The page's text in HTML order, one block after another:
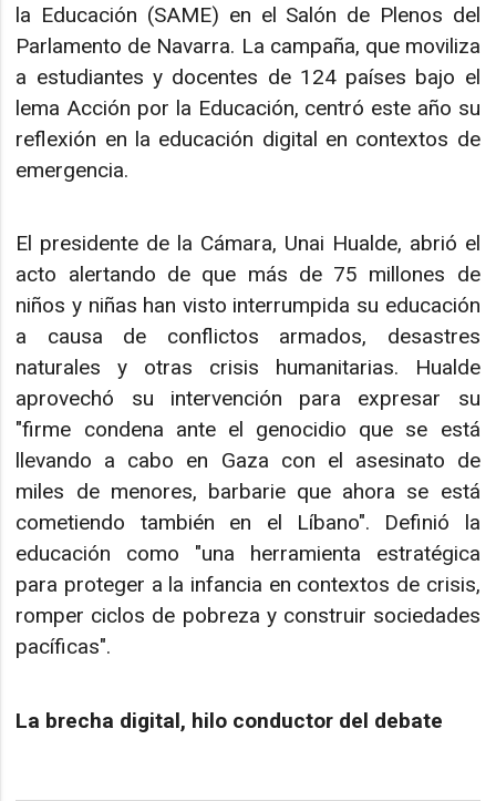
la Educación (SAME) en el Salón de Plenos del
Parlamento de Navarra. La campaña, que moviliza
a estudiantes y docentes de 124 países bajo el
lema Acción por la Educación, centró este año su
reflexión en la educación digital en contextos de
emergencia.
El presidente de la Cámara, Unai Hualde, abrió el
acto alertando de que más de 75 millones de
niños y niñas han visto interrumpida su educación
a causa de conflictos armados, desastres
naturales y otras crisis humanitarias. Hualde
aprovechó su intervención para expresar su
"firme condena ante el genocidio que se está
llevando a cabo en Gaza con el asesinato de
miles de menores, barbarie que ahora se está
cometiendo también en el Líbano". Definió la
educación como "una herramienta estratégica
para proteger a la infancia en contextos de crisis,
romper ciclos de pobreza y construir sociedades
pacíficas".
La brecha digital, hilo conductor del debate